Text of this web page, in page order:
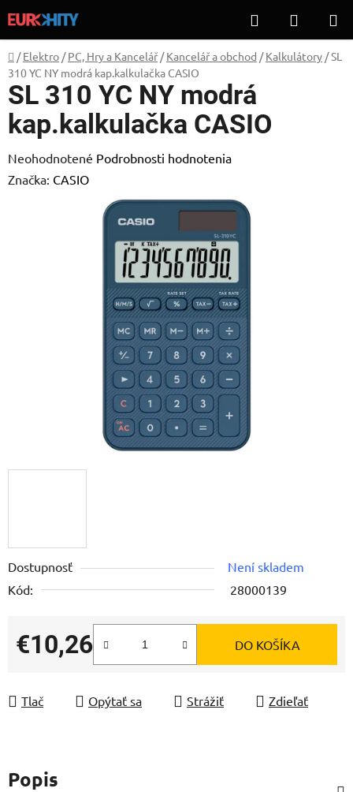
na
obsah
Hľadať
KOŠÍK
Domov
/ Elektro / PC, Hry a Kancelář / Kancelář a obchod / Kalkulátory /SL
310 YC NY modrá kap.kalkulačka CASIO
Dostupnosť
Není skladem
Kód:
28000139
€10,26
Jednotková cena:
DO KOŠÍKA
Tlač Opýtať sa Strážiť Zdieľať
SL 310 YC NY modrá
kap.kalkulačka CASIO
Priemerné
hodnotenie
Neohodnotené Podrobnosti hodnotenia
Značka: CASIO
Popis